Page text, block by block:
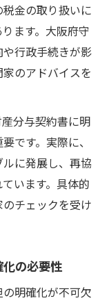
金の取り扱いに
ます。大阪府守
行政手続きが影
のアドバイスを
分与契約書に明
です。実際に、
に発展し、再協
います。具体的
チェックを受け
の必要性
明確化が不可欠